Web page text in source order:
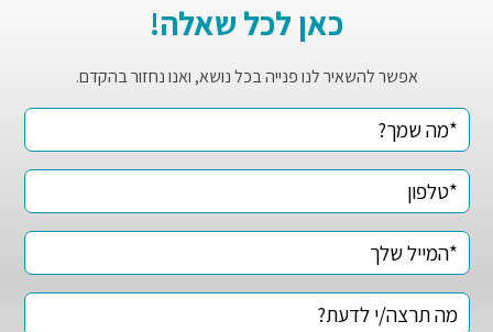
כאן לכל שאלה!
אפשר להשאיר לנו פנייה בכל נושא, ואנו נחזור בהקדם.